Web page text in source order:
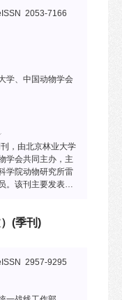
为非放射科临床医
信息和学术资源。
学科交叉的国际期
发表创新性和原创
盖超声、X射线、计
描（CT）、磁共振
导治疗、分子影
学以及人工智能在
的应用等领域的高
究论文。 AUDT 的
括原创论文、综述
、专家共识、新技
技术的创新与临床
发展，打造国际领
力学学术期刊。已
等收录。
2053-7166
学、中国动物学会
，由北京林业大学
学会共同主办，主
学院动物研究所雷
。该刊主要发表鸟
、CSCD等收
入选“中国科技期刊
(季刊)
2957-9295